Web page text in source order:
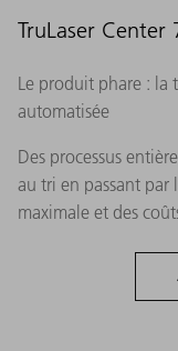
TruLaser Center
Le produit phare : la
automatisée
Des processus
au tri en passant
maximale et des